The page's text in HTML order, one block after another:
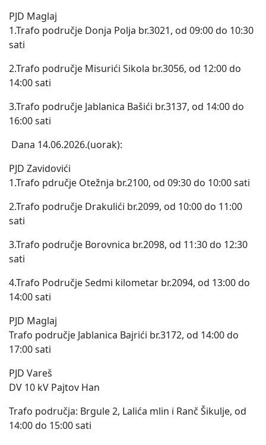
PJD Maglaj
1.Trafo područje Donja Polja br.3021, od 09:00 do 10:30
sati
2.Trafo područje Misurići Sikola br.3056, od 12:00 do
14:00 sati
3.Trafo područje Jablanica Bašići br.3137, od 14:00 do
16:00 sati
Dana 14.06.2026.(uorak):
PJD Zavidovići
1.Trafo pdručje Otežnja br.2100, od 09:30 do 10:00 sati
2.Trafo područje Drakulići br.2099, od 10:00 do 11:00
sati
3.Trafo područje Borovnica br.2098, od 11:30 do 12:30
sati
4.Trafo Područje Sedmi kilometar br.2094, od 13:00 do
14:00 sati
PJD Maglaj
Trafo područje Jablanica Bajrići br.3172, od 14:00 do
17:00 sati
PJD Vareš
DV 10 kV Pajtov Han
Trafo područja: Brgule 2, Lalića mlin i Ranč Šikulje, od
14:00 do 15:00 sati